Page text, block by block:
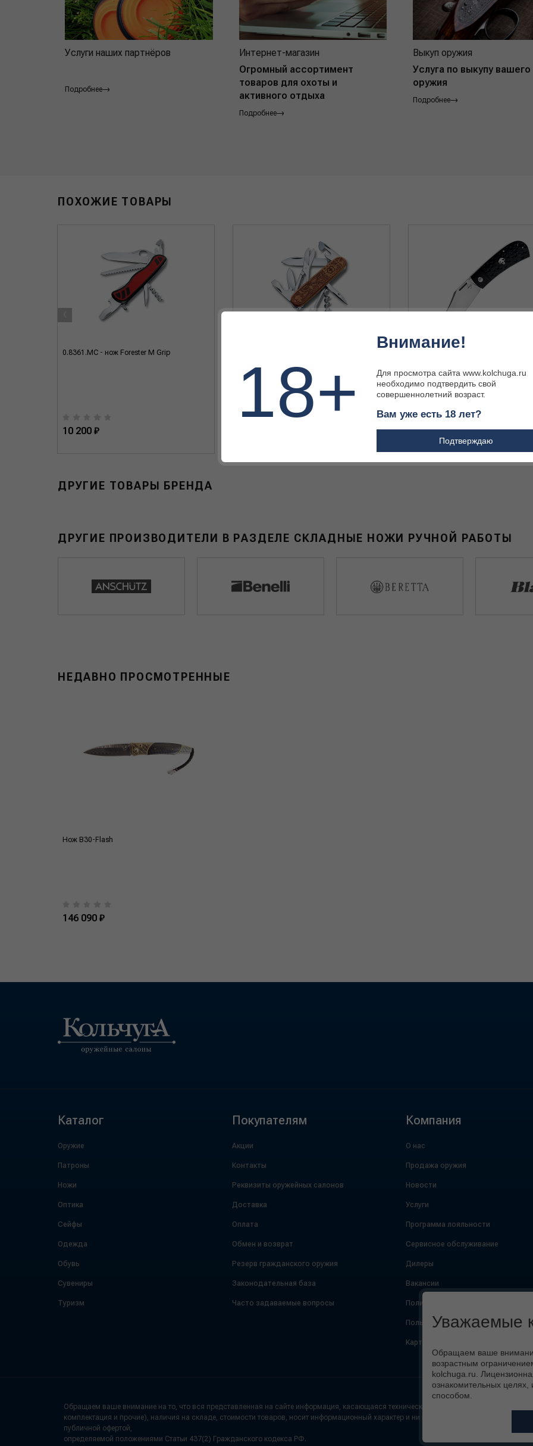
Услуги наших партнёров
Подробнее
Интернет-магазин
Огромный ассортимент
товаров для охоты и
активного отдыха
Подробнее
Выкуп оружия
Услуга по выкупу вашего
оружия
Подробнее
ПОХОЖИЕ ТОВАРЫ
0.8361.MC - нож Forester M Grip
10 200 ₽ 14 900 ₽
‹
ДРУГИЕ ТОВАРЫ БРЕНДА
ДРУГИЕ ПРОИЗВОДИТЕЛИ В РАЗДЕЛЕ СКЛАДНЫЕ НОЖИ РУЧНОЙ РАБОТЫ
НЕДАВНО ПРОСМОТРЕННЫЕ
Нож B30-Flash
146 090 ₽
Каталог
Оружие
Патроны
Ножи
Оптика
Сейфы
Одежда
Обувь
Сувениры
Туризм
Покупателям
Акции
Контакты
Реквизиты оружейных салонов
Доставка
Оплата
Обмен и возврат
Резерв гражданского оружия
Законодательная база
Часто задаваемые вопросы
Компания
О нас
Продажа оружия
Новости
Услуги
Программа лояльности
Сервисное обслуживание
Дилеры
Вакансии
Политика конфиденциальности
Пользовательское соглашение
Карта сайта
Обращаем ваше внимание на то, что вся представленная на сайте информация, касающаяся технических характеристик (цвет, внешний
комплектация и прочие), наличия на складе, стоимости товаров, носит информационный характер и ни при каких условиях не является
публичной офертой,
определяемой положениями Статьи 437(2) Гражданского кодекса РФ.
18+
Внимание!
Для просмотра сайта www.kolchuga.ru
необходимо подтвердить свой
совершеннолетний возраст.
Вам уже есть 18 лет?
Подтверждаю
Уважаемые
Обращаем ваше
возрастным
kolchuga.ru.
ознакомительных
способом.